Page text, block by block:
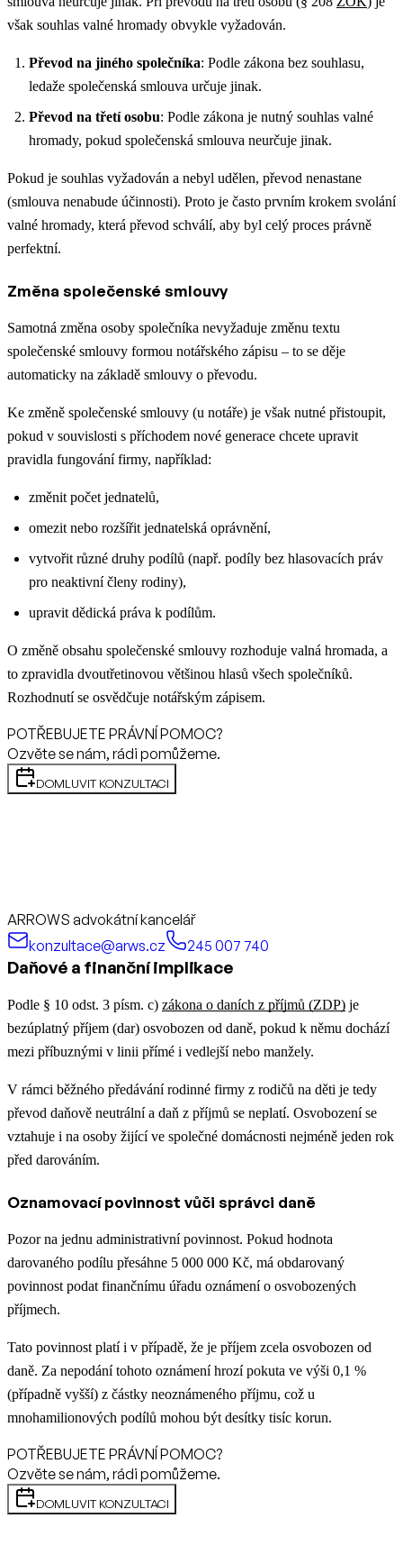
však souhlas valné hromady obvykle vyžadován.
Převod na jiného společníka: Podle zákona bez souhlasu,
ledaže společenská smlouva určuje jinak.
Převod na třetí osobu: Podle zákona je nutný souhlas valné
hromady, pokud společenská smlouva neurčuje jinak.
Pokud je souhlas vyžadován a nebyl udělen, převod nenastane
(smlouva nenabude účinnosti). Proto je často prvním krokem svolání
valné hromady, která převod schválí, aby byl celý proces právně
perfektní.
Změna společenské smlouvy
Samotná změna osoby společníka nevyžaduje změnu textu
společenské smlouvy formou notářského zápisu – to se děje
automaticky na základě smlouvy o převodu.
Ke změně společenské smlouvy (u notáře) je však nutné přistoupit,
pokud v souvislosti s příchodem nové generace chcete upravit
pravidla fungování firmy, například:
změnit počet jednatelů,
omezit nebo rozšířit jednatelská oprávnění,
vytvořit různé druhy podílů (např. podíly bez hlasovacích práv
pro neaktivní členy rodiny),
upravit dědická práva k podílům.
O změně obsahu společenské smlouvy rozhoduje valná hromada, a
to zpravidla dvoutřetinovou většinou hlasů všech společníků.
Rozhodnutí se osvědčuje notářským zápisem.
POTŘEBUJETE PRÁVNÍ POMOC?
Ozvěte se nám, rádi pomůžeme.
DOMLUVIT KONZULTACI
ARROWS advokátní kancelář
konzultace@arws.cz
245 007 740
Daňové a finanční implikace
Podle § 10 odst. 3 písm. c) zákona o daních z příjmů (ZDP) je
bezúplatný příjem (dar) osvobozen od daně, pokud k němu dochází
mezi příbuznými v linii přímé i vedlejší nebo manžely.
V rámci běžného předávání rodinné firmy z rodičů na děti je tedy
převod daňově neutrální a daň z příjmů se neplatí. Osvobození se
vztahuje i na osoby žijící ve společné domácnosti nejméně jeden rok
před darováním.
Oznamovací povinnost vůči správci daně
Pozor na jednu administrativní povinnost. Pokud hodnota
darovaného podílu přesáhne 5 000 000 Kč, má obdarovaný
povinnost podat finančnímu úřadu oznámení o osvobozených
příjmech.
Tato povinnost platí i v případě, že je příjem zcela osvobozen od
daně. Za nepodání tohoto oznámení hrozí pokuta ve výši 0,1 %
(případně vyšší) z částky neoznámeného příjmu, což u
mnohamilionových podílů mohou být desítky tisíc korun.
POTŘEBUJETE PRÁVNÍ POMOC?
Ozvěte se nám, rádi pomůžeme.
DOMLUVIT KONZULTACI